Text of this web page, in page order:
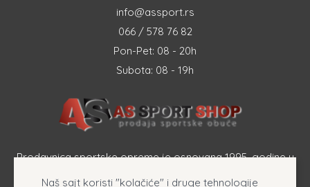
info@assport.rs
066 / 578 76 82
Pon-Pet: 08 - 20h
Subota: 08 - 19h
Prodavnica sportske opreme je osnovana 1995. godine u
Naš sajt koristi "kolačiće" i druge tehnologije